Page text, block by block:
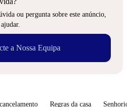
ou pergunta sobre este anúncio,
a Nossa Equipa
Regras da casa Senhorio